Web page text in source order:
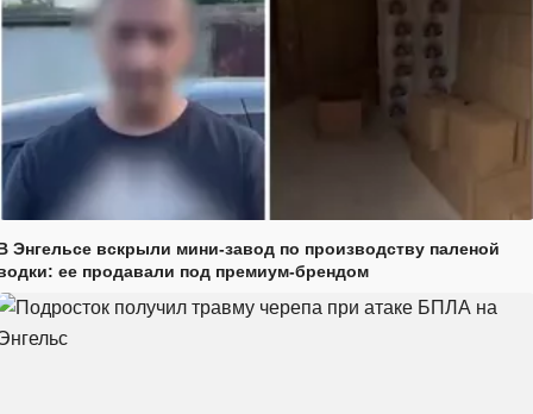
Энгельсе вскрыли мини-завод по производству паленой
ее продавали под премиум-брендом